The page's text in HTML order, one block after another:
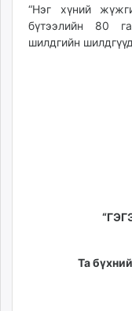
mass.mn
unegui.mn
assa.mn
“Нэг хүний
бүтээлийн 80
шилдгийн
Та